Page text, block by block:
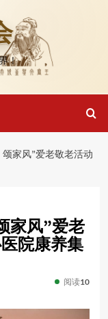
！
家风”爱老敬老活动
家风”爱老
院康养集
阅读10